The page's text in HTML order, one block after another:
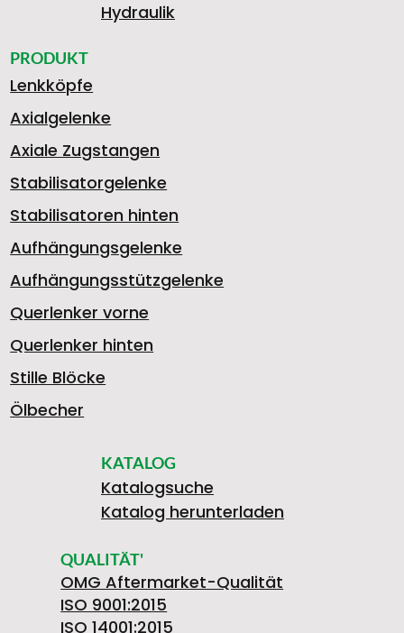
Hydraulik
PRODUKT
Lenkköpfe
Axialgelenke
Axiale Zugstangen
Stabilisatorgelenke
Stabilisatoren hinten
Aufhängungsgelenke
Aufhängungsstützgelenke
Querlenker vorne
Querlenker hinten
Stille Blöcke
Ölbecher
KATALOG
Katalogsuche
Katalog herunterladen
QUALITÄT'
OMG Aftermarket-Qualität
ISO 9001:2015
ISO 14001:2015